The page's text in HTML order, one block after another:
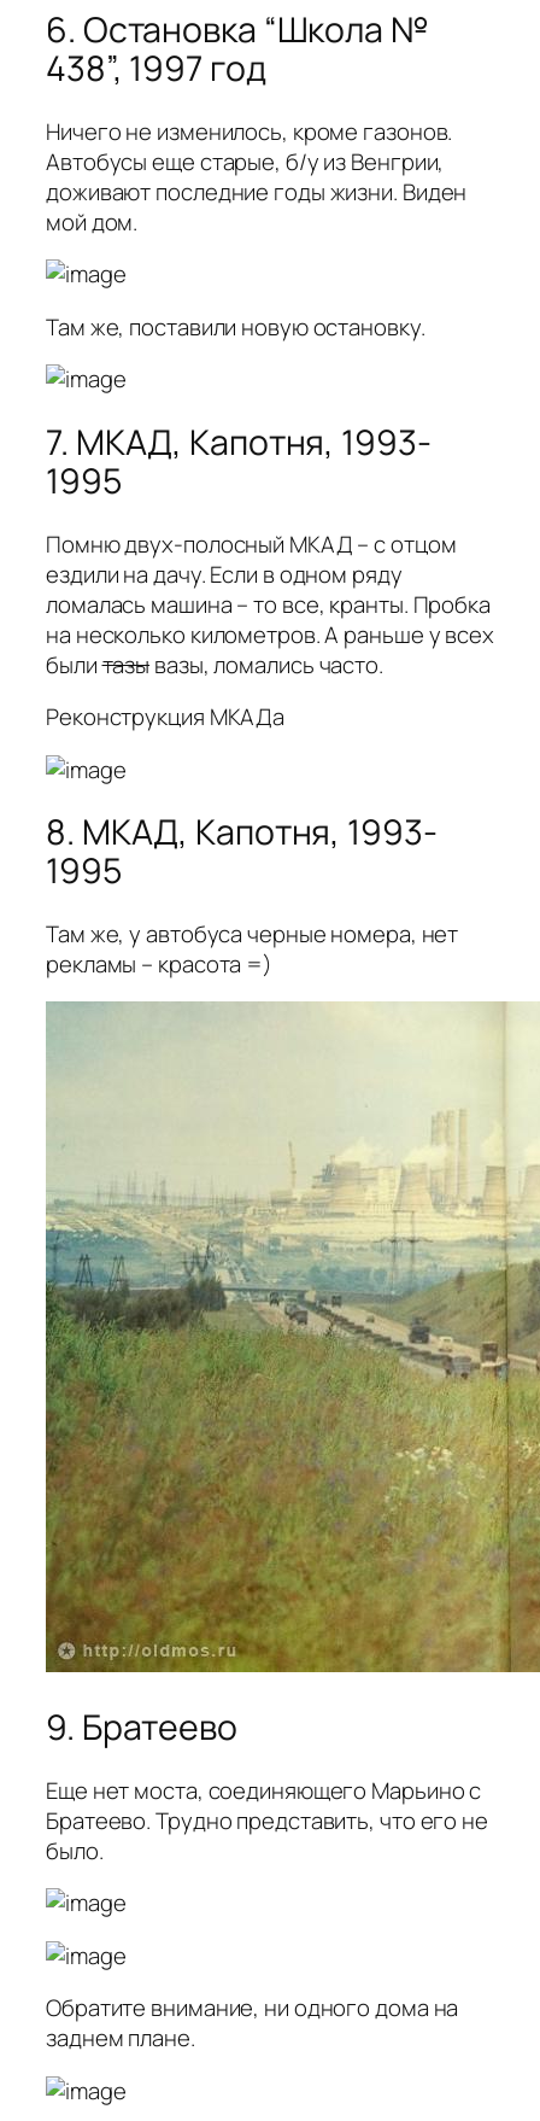
6. Остановка “Школа №
438”, 1997 год
Ничего не изменилось, кроме газонов.
Автобусы еще старые, б/у из Венгрии,
доживают последние годы жизни. Виден
мой дом.
Там же, поставили новую остановку.
7. МКАД, Капотня, 1993-
1995
Помню двух-полосный МКАД – с отцом
ездили на дачу. Если в одном ряду
ломалась машина – то все, кранты. Пробка
на несколько километров. А раньше у всех
былитазывазы, ломались часто.
Реконструкция МКАДа
8. МКАД, Капотня, 1993-
1995
Там же, у автобуса черные номера, нет
рекламы – красота =)
9. Братеево
Еще нет моста, соединяющего Марьино с
Братеево. Трудно представить, что его не
было.
Обратите внимание, ни одного дома на
заднем плане.